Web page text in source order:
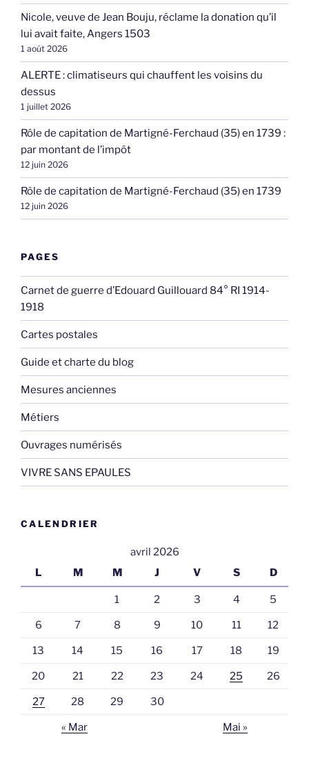
Nicole, veuve de Jean Bouju, réclame la donation qu’il
lui avait faite, Angers 1503
1 août 2026
ALERTE : climatiseurs qui chauffent les voisins du
dessus
1 juillet 2026
Rôle de capitation de Martigné-Ferchaud (35) en 1739 :
par montant de l’impôt
12 juin 2026
Rôle de capitation de Martigné-Ferchaud (35) en 1739
12 juin 2026
PAGES
Carnet de guerre d’Edouard Guillouard 84° RI 1914-
1918
Cartes postales
Guide et charte du blog
Mesures anciennes
Métiers
Ouvrages numérisés
VIVRE SANS EPAULES
CALENDRIER
avril 2026
L
M M J V S D
1 2 3 4 5
6 7 8 9 10 11 12
13 14 15 16 17 18 19
20 21 22 23 24 25 26
27 28 29 30
« Mar Mai »